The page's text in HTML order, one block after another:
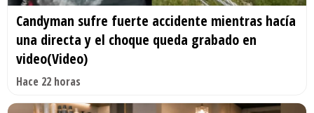
Candyman sufre fuerte accidente mientras hacía
una directa y el choque queda grabado en
video(Video)
Hace 22 horas